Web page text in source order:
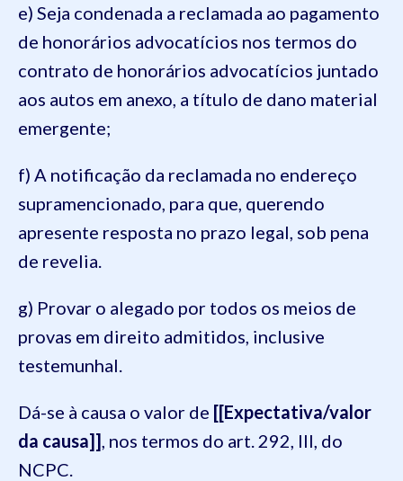
e) Seja condenada a reclamada ao pagamento
de honorários advocatícios nos termos do
contrato de honorários advocatícios juntado
aos autos em anexo, a título de dano material
emergente;
f) A notificação da reclamada no endereço
supramencionado, para que, querendo
apresente resposta no prazo legal, sob pena
de revelia.
g) Provar o alegado por todos os meios de
provas em direito admitidos, inclusive
testemunhal.
Dá-se à causa o valor de [[Expectativa/valor
da causa]] , nos termos do art. 292, III, do
NCPC.